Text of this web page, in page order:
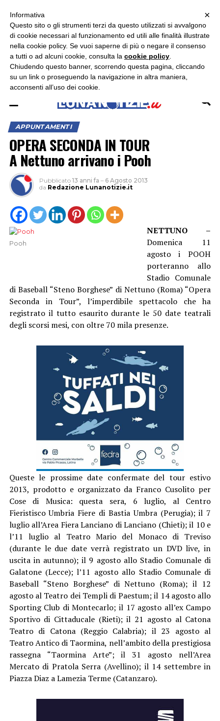
ASCOLTA RADIO LUNA
APPUNTAMENTI
OPERA SECONDA IN TOUR
A Nettuno arrivano i Pooh
Pubblicato 13 anni fa – 6 Agosto 2013
da Redazione Lunanotizie.it
Pooh
NETTUNO –
Domenica 11
agosto i POOH
porteranno allo
Stadio Comunale
di Baseball “Steno Borghese” di Nettuno (Roma) “Opera
Seconda in Tour”, l’imperdibile spettacolo che ha
registrato il tutto esaurito durante le 50 date teatrali
degli scorsi mesi, con oltre 70 mila presenze.
Queste le prossime date confermate del tour estivo
2013, prodotto e organizzato da Franco Cusolito per
Cose di Musica: questa sera, 6 luglio, al Centro
Fieristisco Umbria Fiere di Bastia Umbra (Perugia); il 7
luglio all’Area Fiera Lanciano di Lanciano (Chieti); il 10 e
l’11 luglio al Teatro Mario del Monaco di Treviso
(durante le due date verrà registrato un DVD live, in
uscita in autunno); il 9 agosto allo Stadio Comunale di
Galatone (Lecce); l’11 agosto allo Stadio Comunale di
Baseball “Steno Borghese” di Nettuno (Roma); il 12
agosto al Teatro dei Templi di Paestum; il 14 agosto allo
Sporting Club di Montecarlo; il 17 agosto all’ex Campo
Sportivo di Cittaducale (Rieti); il 21 agosto al Catona
Teatro di Catona (Reggio Calabria); il 23 agosto al
Teatro Antico di Taormina, nell’ambito della prestigiosa
rassegna “Taormina Arte”; il 31 agosto nell’Area
Mercato di Pratola Serra (Avellino); il 14 settembre in
Piazza Diaz a Lamezia Terme (Catanzaro).
×
Informativa
Questo sito o gli strumenti terzi da questo utilizzati si avvalgono
di cookie necessari al funzionamento ed utili alle finalità illustrate
nella cookie policy. Se vuoi saperne di più o negare il consenso
a tutti o ad alcuni cookie, consulta la cookie policy
Chiudendo questo banner, scorrendo questa pagina, cliccando
su un link o proseguendo la navigazione in altra maniera,
acconsenti all’uso dei cookie.